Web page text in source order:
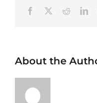
FacebookReddit
About the